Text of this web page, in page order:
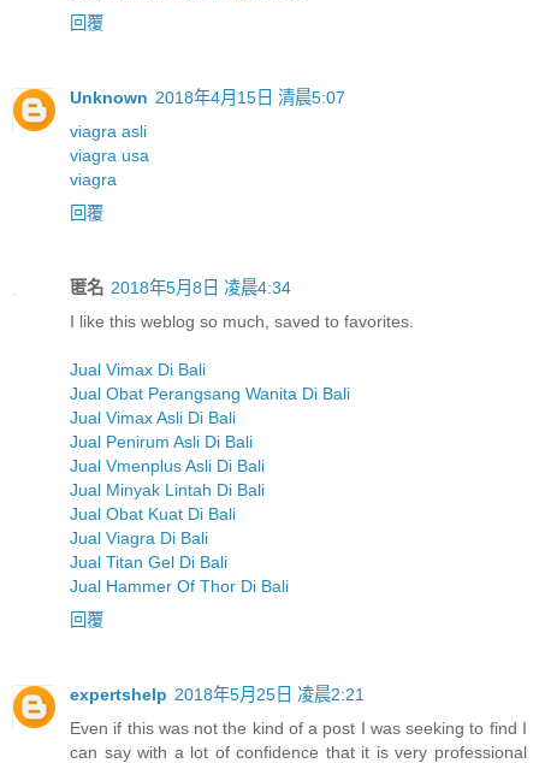
回覆
Unknown 2018年4月15日 清晨5:07
viagra asli
viagra usa
viagra
回覆
匿名 2018年5月8日 凌晨4:34
I like this weblog so much, saved to favorites.
Jual Vimax Di Bali
Jual Obat Perangsang Wanita Di Bali
Jual Vimax Asli Di Bali
Jual Penirum Asli Di Bali
Jual Vmenplus Asli Di Bali
Jual Minyak Lintah Di Bali
Jual Obat Kuat Di Bali
Jual Viagra Di Bali
Jual Titan Gel Di Bali
Jual Hammer Of Thor Di Bali
回覆
expertshelp 2018年5月25日 凌晨2:21
Even if this was not the kind of a post I was seeking to find I
can say with a lot of confidence that it is very professional